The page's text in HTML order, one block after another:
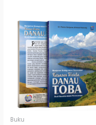
Buku